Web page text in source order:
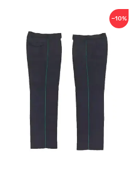
−10%